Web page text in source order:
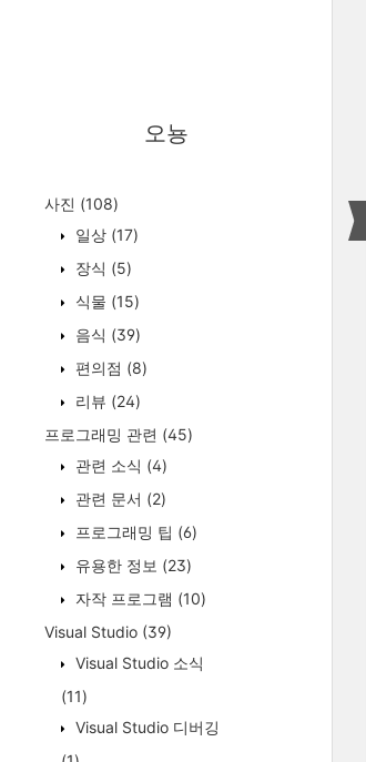
오뇽
사진 (108)
일상 (17)
장식 (5)
식물 (15)
음식 (39)
편의점 (8)
리뷰 (24)
프로그래밍 관련 (45)
관련 소식 (4)
관련 문서 (2)
프로그래밍 팁 (6)
유용한 정보 (23)
자작 프로그램 (10)
Visual Studio (39)
Visual Studio 소식
(11)
Visual Studio 디버깅